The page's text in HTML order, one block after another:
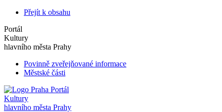
Přejít k obsahu
Portál
Kultury
hlavního města Prahy
Povinně zveřejňované informace
Městské části
Portál
Kultury
hlavního města Prahy